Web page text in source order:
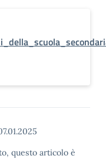
questo articolo è